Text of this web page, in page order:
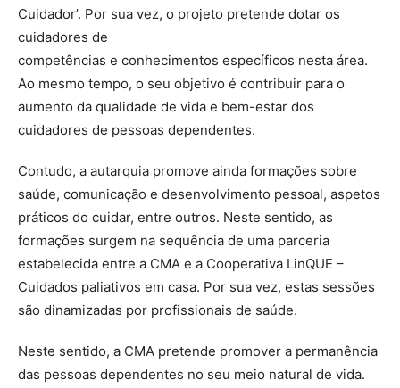
Cuidador’. Por sua vez, o projeto pretende dotar os
cuidadores de
competências e conhecimentos específicos nesta área.
Ao mesmo tempo, o seu objetivo é contribuir para o
aumento da qualidade de vida e bem-estar dos
cuidadores de pessoas dependentes.
Contudo, a autarquia promove ainda formações sobre
saúde, comunicação e desenvolvimento pessoal, aspetos
práticos do cuidar, entre outros. Neste sentido, as
formações surgem na sequência de uma parceria
estabelecida entre a CMA e a Cooperativa LinQUE –
Cuidados paliativos em casa. Por sua vez, estas sessões
são dinamizadas por profissionais de saúde.
Neste sentido, a CMA pretende promover a permanência
das pessoas dependentes no seu meio natural de vida.